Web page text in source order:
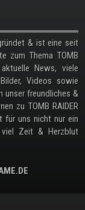
& ist eine seit
zum Thema TOMB
News, viele
Videos sowie
unser freundliches &
zu TOMB RAIDER
für uns nicht nur ein
Zeit & Herzblut